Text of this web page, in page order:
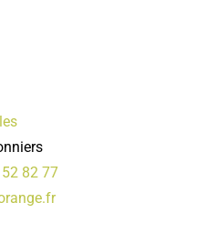
82 77